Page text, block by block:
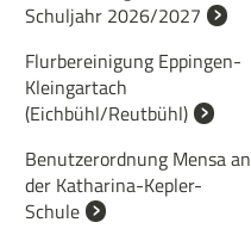
Schuljahr 2026/2027
Flurbereinigung Eppingen-
Kleingartach
(Eichbühl/Reutbühl)
Benutzerordnung Mensa an
der Katharina-Kepler-
Schule